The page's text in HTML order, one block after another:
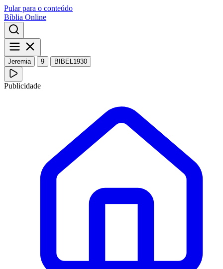
Pular para o conteúdo
Bíblia Online
Jeremia 9 BIBEL1930
Publicidade